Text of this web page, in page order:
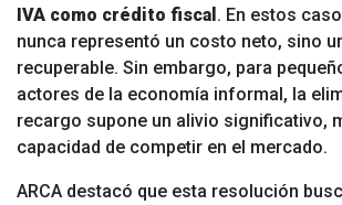
IVA como crédito fiscal . En estos
nunca representó un costo neto, sino
recuperable. Sin embargo, para
actores de la economía informal, la
recargo supone un alivio significativo,
capacidad de competir en el mercado.
ARCA destacó que esta resolución